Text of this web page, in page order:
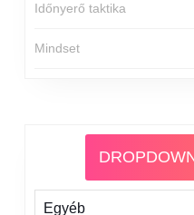
Időnyerő taktika
Mindset